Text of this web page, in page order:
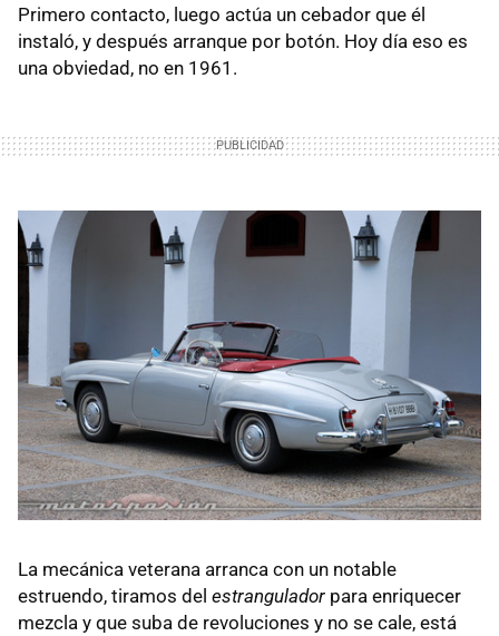
Primero contacto, luego actúa un cebador que él
instaló, y después arranque por botón. Hoy día eso es
una obviedad, no en 1961.
La mecánica veterana arranca con un notable
estruendo, tiramos del estrangulador para enriquecer
mezcla y que suba de revoluciones y no se cale, está